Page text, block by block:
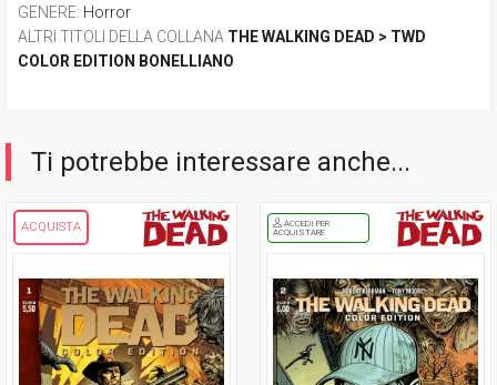
GENERE: Horror
ALTRI TITOLI DELLA COLLANA THE WALKING DEAD > TWD
COLOR EDITION BONELLIANO
Ti potrebbe interessare anche...
ACQUISTA
ACCEDI PER
ACQUISTARE